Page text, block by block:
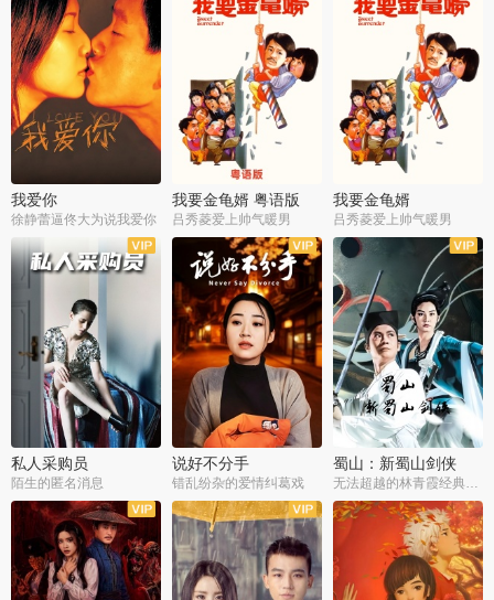
我爱你
徐静蕾逼佟大为说我爱你
我要金龟婿 粤语版
吕秀菱爱上帅气暖男
我要金龟婿
吕秀菱爱上帅气暖男
私人采购员
陌生的匿名消息
说好不分手
错乱纷杂的爱情纠葛戏
蜀山：新蜀山剑侠
无法超越的林青霞经典角色